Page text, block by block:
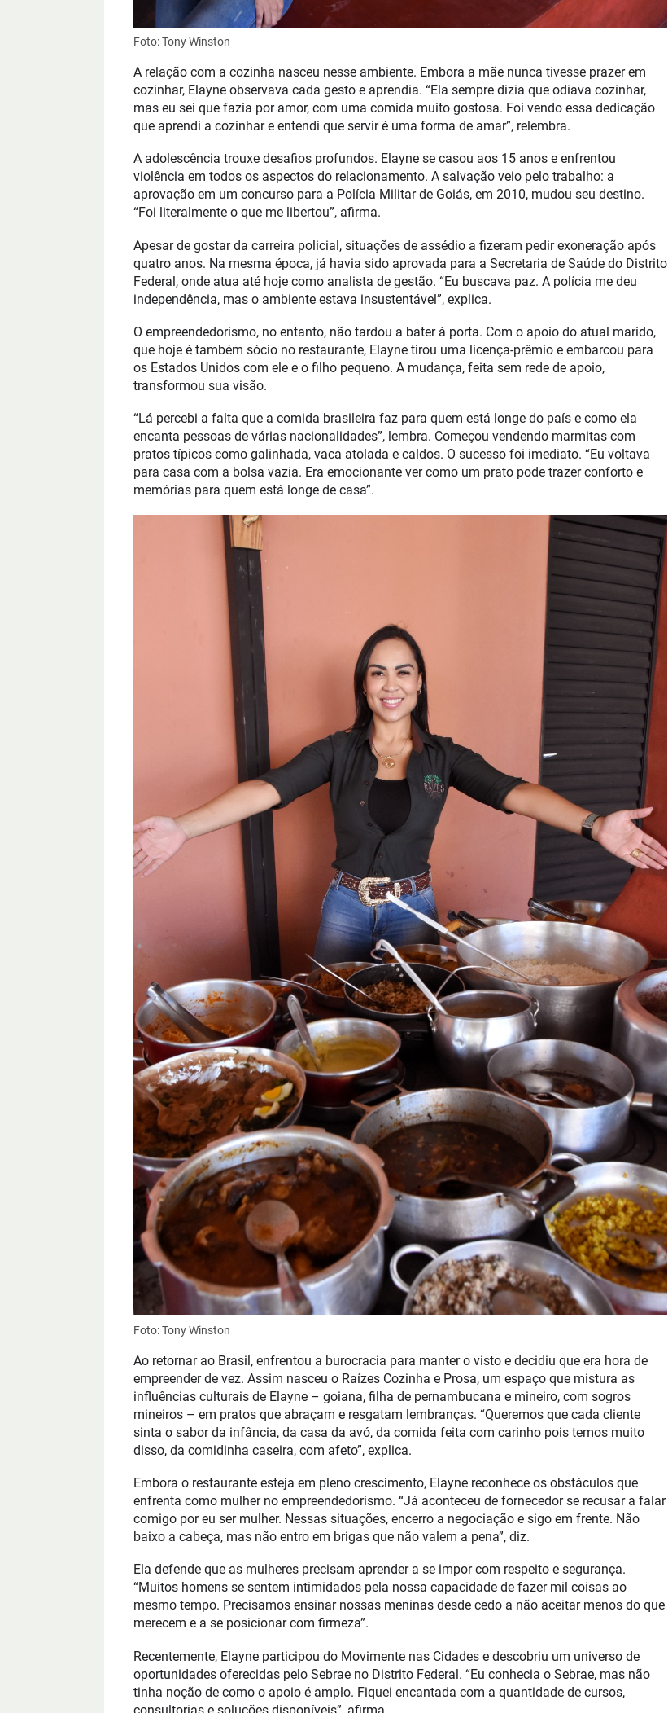
Foto: Tony Winston
A relação com a cozinha nasceu nesse ambiente. Embora a mãe nunca tivesse prazer em
cozinhar, Elayne observava cada gesto e aprendia. “Ela sempre dizia que odiava cozinhar,
mas eu sei que fazia por amor, com uma comida muito gostosa. Foi vendo essa dedicação
que aprendi a cozinhar e entendi que servir é uma forma de amar”, relembra.
A adolescência trouxe desafios profundos. Elayne se casou aos 15 anos e enfrentou
violência em todos os aspectos do relacionamento. A salvação veio pelo trabalho: a
aprovação em um concurso para a Polícia Militar de Goiás, em 2010, mudou seu destino.
“Foi literalmente o que me libertou”, afirma.
Apesar de gostar da carreira policial, situações de assédio a fizeram pedir exoneração após
quatro anos. Na mesma época, já havia sido aprovada para a Secretaria de Saúde do Distrito
Federal, onde atua até hoje como analista de gestão. “Eu buscava paz. A polícia me deu
independência, mas o ambiente estava insustentável”, explica.
O empreendedorismo, no entanto, não tardou a bater à porta. Com o apoio do atual marido,
que hoje é também sócio no restaurante, Elayne tirou uma licença-prêmio e embarcou para
os Estados Unidos com ele e o filho pequeno. A mudança, feita sem rede de apoio,
transformou sua visão.
“Lá percebi a falta que a comida brasileira faz para quem está longe do país e como ela
encanta pessoas de várias nacionalidades”, lembra. Começou vendendo marmitas com
pratos típicos como galinhada, vaca atolada e caldos. O sucesso foi imediato. “Eu voltava
para casa com a bolsa vazia. Era emocionante ver como um prato pode trazer conforto e
memórias para quem está longe de casa”.
Foto: Tony Winston
Ao retornar ao Brasil, enfrentou a burocracia para manter o visto e decidiu que era hora de
empreender de vez. Assim nasceu o Raízes Cozinha e Prosa, um espaço que mistura as
influências culturais de Elayne – goiana, filha de pernambucana e mineiro, com sogros
mineiros – em pratos que abraçam e resgatam lembranças. “Queremos que cada cliente
sinta o sabor da infância, da casa da avó, da comida feita com carinho pois temos muito
disso, da comidinha caseira, com afeto”, explica.
Embora o restaurante esteja em pleno crescimento, Elayne reconhece os obstáculos que
enfrenta como mulher no empreendedorismo. “Já aconteceu de fornecedor se recusar a falar
comigo por eu ser mulher. Nessas situações, encerro a negociação e sigo em frente. Não
baixo a cabeça, mas não entro em brigas que não valem a pena”, diz.
Ela defende que as mulheres precisam aprender a se impor com respeito e segurança.
“Muitos homens se sentem intimidados pela nossa capacidade de fazer mil coisas ao
mesmo tempo. Precisamos ensinar nossas meninas desde cedo a não aceitar menos do que
merecem e a se posicionar com firmeza”.
Recentemente, Elayne participou do Movimente nas Cidades e descobriu um universo de
oportunidades oferecidas pelo Sebrae no Distrito Federal. “Eu conhecia o Sebrae, mas não
tinha noção de como o apoio é amplo. Fiquei encantada com a quantidade de cursos,
consultorias e soluções disponíveis”, afirma.